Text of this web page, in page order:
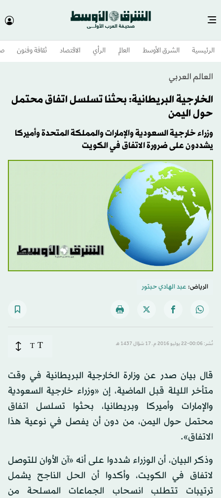
الرئيسية الشرق الأوسط​ العالم الرأي الاقتصاد ثقافة وفنون
العالم العربي
الخارجية البريطانية: بحثنا تسلسل اتفاق محتمل
حول اليمن
وزراء خارجية السعودية والإمارات والمملكة المتحدة وأميركا
يشددون على ضرورة الاتفاق في الكويت
الرياض: عبد الهادي حبتور
نُشر: 00:06-22 يوليو 2016 م ـ 17 شوّال 1437 هـ T
T
قال بيان صدر عن وزارة الخارجية البريطانية في وقت
متأخر الليلة قبل الماضية، إن «وزراء خارجية السعودية
والإمارات وأميركا وبريطانيا، بحثوا تسلسل اتفاق
محتمل حول اليمن، من دون أن يفصل في نوعية هذا
الاتفاق».
وذكر البيان، أن الوزراء شددوا على أنه «آن الأوان للتوصل
لاتفاق في الكويت، وأكدوا أن الحل الناجح يشمل
ترتيبات تتطلب انسحاب الجماعات المسلحة من